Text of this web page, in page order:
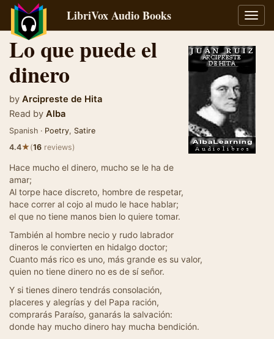
LibriVox Audio Books
Lo que puede el
dinero
by Arcipreste de Hita
Read by Alba
Spanish · Poetry, Satire
4.4★(16 reviews)
Hace mucho el dinero, mucho se le ha de
amar;
Al torpe hace discreto, hombre de respetar,
hace correr al cojo al mudo le hace hablar;
el que no tiene manos bien lo quiere tomar.
También al hombre necio y rudo labrador
dineros le convierten en hidalgo doctor;
Cuanto más rico es uno, más grande es su valor,
quien no tiene dinero no es de sí señor.
Y si tienes dinero tendrás consolación,
placeres y alegrías y del Papa ración,
comprarás Paraíso, ganarás la salvación:
donde hay mucho dinero hay mucha bendición.